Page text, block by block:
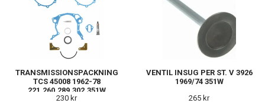
TRANSMISSIONSPACKNING
TCS 45008 1962-78
221,260,289,302,351W
230 kr
VENTIL INSUG PER ST. V 3926
1969/74 351W
265 kr